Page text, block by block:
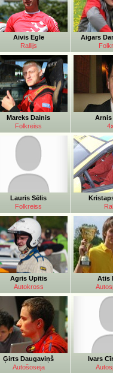
Aivis Egle
Rallijs
Aigars
Mareks Dainis
Folkreiss
Arnis
Lauris Sēlis
Folkreiss
Agris Upītis
Autokross
Atis
Ģirts Daugaviņš
Autošoseja
Ivars